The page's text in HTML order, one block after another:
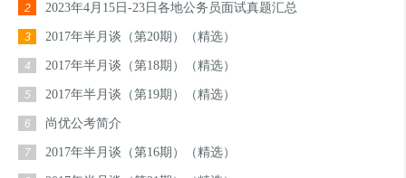
2 2023年4月15日-23日各地公务员面试真题汇总
3 2017年半月谈（第20期）（精选）
4 2017年半月谈（第18期）（精选）
5 2017年半月谈（第19期）（精选）
6 尚优公考简介
7 2017年半月谈（第16期）（精选）